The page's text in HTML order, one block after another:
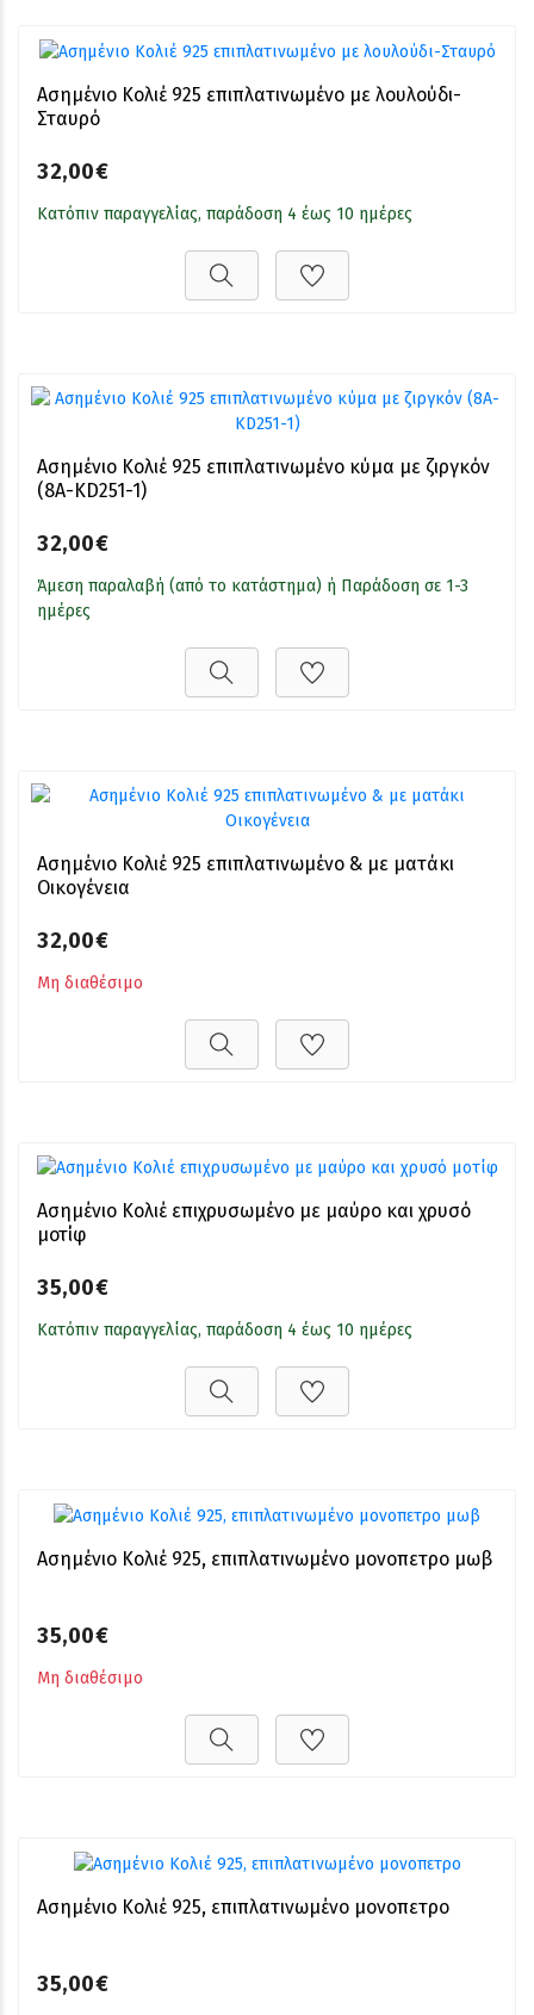
Ασημένιο Κολιέ 925 επιπλατινωμένο με λουλούδι-
Σταυρό
32,00€
Κατόπιν παραγγελίας, παράδοση 4 έως 10 ημέρες
Ασημένιο Κολιέ 925 επιπλατινωμένο κύμα με ζιργκόν
(8A-KD251-1)
32,00€
Άμεση παραλαβή (από το κατάστημα) ή Παράδοση σε 1-3
ημέρες
Ασημένιο Κολιέ 925 επιπλατινωμένο & με ματάκι
Οικογένεια
32,00€
Μη διαθέσιμο
Ασημένιο Κολιέ επιχρυσωμένο με μαύρο και χρυσό
μοτίφ
35,00€
Κατόπιν παραγγελίας, παράδοση 4 έως 10 ημέρες
Ασημένιο Κολιέ 925, επιπλατινωμένο μονοπετρο μωβ
35,00€
Μη διαθέσιμο
Ασημένιο Κολιέ 925, επιπλατινωμένο μονοπετρο
35,00€